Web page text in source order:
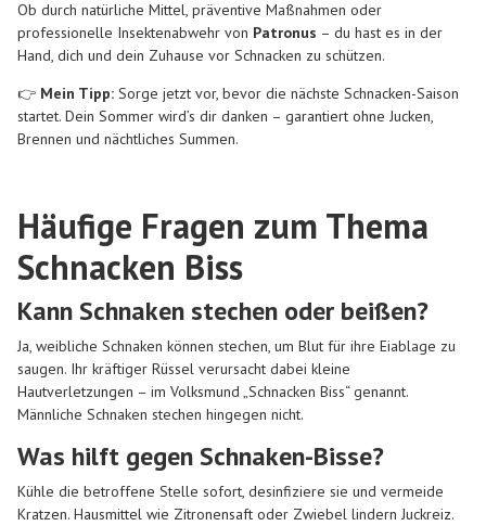
Ob durch natürliche Mittel, präventive Maßnahmen oder
professionelle Insektenabwehr von Patronus – du hast es in der
Hand, dich und dein Zuhause vor Schnacken zu schützen.
👉 Mein Tipp: Sorge jetzt vor, bevor die nächste Schnacken-Saison
startet. Dein Sommer wird’s dir danken – garantiert ohne Jucken,
Brennen und nächtliches Summen.
Häufige Fragen zum Thema
Schnacken Biss
Kann Schnaken stechen oder beißen?
Ja, weibliche Schnaken können stechen, um Blut für ihre Eiablage zu
saugen. Ihr kräftiger Rüssel verursacht dabei kleine
Hautverletzungen – im Volksmund „Schnacken Biss“ genannt.
Männliche Schnaken stechen hingegen nicht.
Was hilft gegen Schnaken-Bisse?
Kühle die betroffene Stelle sofort, desinfiziere sie und vermeide
Kratzen. Hausmittel wie Zitronensaft oder Zwiebel lindern Juckreiz.